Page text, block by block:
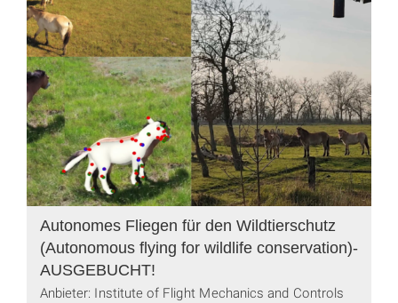
Autonomes Fliegen für den Wildtierschutz
(Autonomous flying for wildlife conservation)-
AUSGEBUCHT!
Anbieter: Institute of Flight Mechanics and Controls